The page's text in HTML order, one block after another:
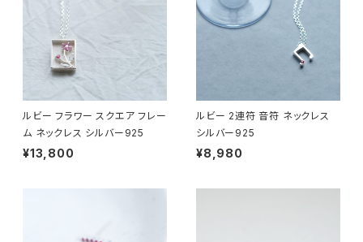
ルビー フラワー スクエア フレー
ム ネックレス シルバー925
¥13,800
ルビー 2連符 音符 ネックレス
シルバー925
¥8,980